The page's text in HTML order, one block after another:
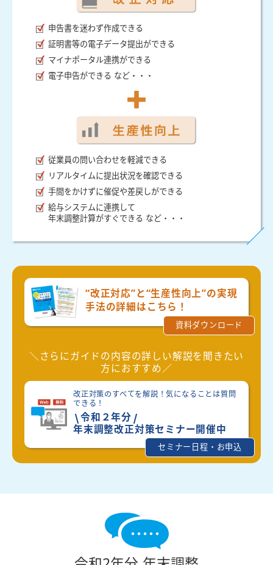
申告書を迷わず作成できる
証明書等の電子データ提出ができる
マイナポータル連携ができる
電子申告ができる など・・・
従業員の問い合わせを軽減できる
リアルタイムに提出状況を確認できる
手間をかけずに催促や差戻しができる
給与システムに連携して
年末調整計算がすぐできる など・・・
“改正対応”と“生産性向上”の実現
手法の詳細はこちら！
資料ダウンロード
＼さらにガイドの内容の詳しい解説を聞きたい
方におすすめ／
改正対策のすべてを解説！気になることは質問
できる！
令和２年分
年末調整改正対策セミナー開催中
セミナー日程・お申込